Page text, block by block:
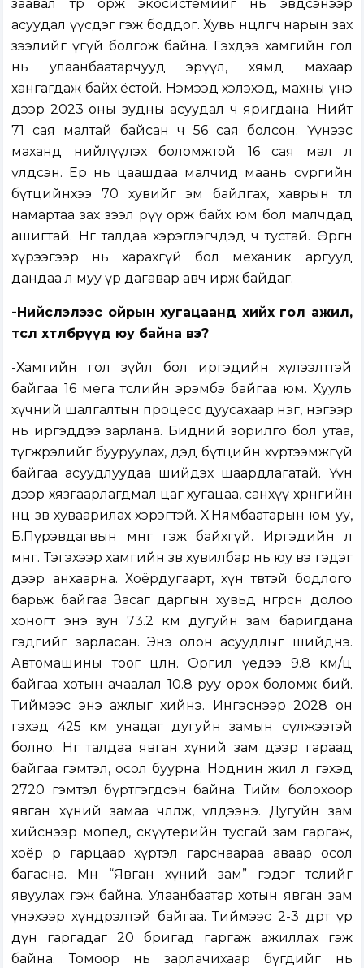
заавал төр орж экосистемийг нь эвдсэнээр
асуудал үүсдэг гэж боддог. Хувь нөөцлөгч нарын зах
зээлийг үгүй болгож байна. Гэхдээ хамгийн гол
нь улаанбаатарчууд эрүүл, хямд махаар
хангагдаж байх ёстой. Нэмээд хэлэхэд, махны үнэ
дээр 2023 оны зудны асуудал ч яригдана. Нийт
71 сая малтай байсан ч 56 сая болсон. Үүнээс
маханд нийлүүлэх боломжтой 16 сая мал л
үлдсэн. Ер нь цаашдаа малчид маань сүргийн
бүтцийнхээ 70 хувийг эм байлгах, хаврын төл
намартаа зах зээл рүү орж байх юм бол малчдад
ашигтай. Нөгөө талдаа хэрэглэгчдэд ч тустай. Өргөн
хүрээгээр нь харахгүй бол механик аргууд
дандаа л муу үр дагавар авч ирж байдаг.
-Нийслэлээс ойрын хугацаанд хийх гол ажил,
төсөл хөтөлбөрүүд юу байна вэ?
-Хамгийн гол зүйл бол иргэдийн хүлээлттэй
байгаа 16 мега төслийн эрэмбэ байгаа юм. Хууль
хүчний шалгалтын процесс дуусахаар нэг, нэгээр
нь иргэддээ зарлана. Бидний зорилго бол утаа,
түгжрэлийг бууруулах, дэд бүтцийн хүртээмжгүй
байгаа асуудлуудаа шийдэх шаардлагатай. Үүн
дээр хязгаарлагдмал цаг хугацаа, санхүү хөрөнгийн
нөөцөө зөв хуваарилах хэрэгтэй. Х.Нямбаатарын юм уу,
Б.Пүрэвдагвын мөнгө гэж байхгүй. Иргэдийн л
мөнгө. Тэгэхээр хамгийн зөв хувилбар нь юу вэ гэдэг
дээр анхаарна. Хоёрдугаарт, хүн төвтэй бодлого
барьж байгаа Засаг даргын хувьд өнгөрсөн долоо
хоногт энэ зун 73.2 км дугуйн зам баригдана
гэдгийг зарласан. Энэ олон асуудлыг шийднэ.
Автомашины тоог цөөлнө. Оргил үедээ 9.8 км/ц
байгаа хотын ачаалал 10.8 руу орох боломж бий.
Тиймээс энэ ажлыг хийнэ. Ингэснээр 2028 он
гэхэд 425 км унадаг дугуйн замын сүлжээтэй
болно. Нөгөө талдаа явган хүний зам дээр гараад
байгаа гэмтэл, осол буурна. Ноднин жил л гэхэд
2720 гэмтэл бүртгэгдсэн байна. Тийм болохоор
явган хүний замаа чөлөөлж, үлдээнэ. Дугуйн зам
хийснээр мопед, скүүтерийн тусгай зам гаргаж,
хоёр өөр гарцаар хүртэл гарснаараа аваар осол
багасна. Мөн “Явган хүний зам” гэдэг төслийг
явуулах гэж байна. Улаанбаатар хотын явган зам
үнэхээр хүндрэлтэй байгаа. Тиймээс 2-3 өдөрт үр
дүн гаргадаг 20 бригад гаргаж ажиллах гэж
байна. Томоор нь зарлачихаар бүгдийг нь